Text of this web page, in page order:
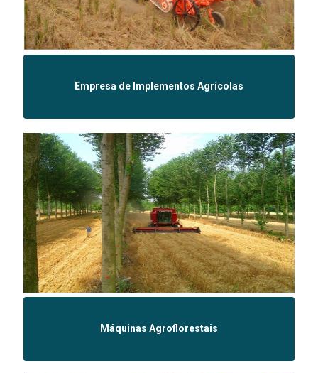
Empresa de Implementos Agrícolas
Máquinas Agroflorestais